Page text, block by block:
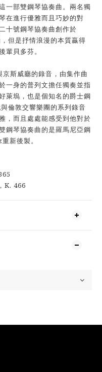
一部雙鋼琴協奏曲。兩名獨
在進行優雅而且巧妙的對
十號鋼琴協奏曲創作於
但是抒情浪漫的本質贏得
輩貝多芬。
斯威廳的錄音，由集作曲
一身的普列文擔任獨奏並指
萊塢，也是個知名的爵士鋼
倫敦交響樂團的系列錄音
，而且處處能感受到他對於
鋼琴協奏曲的是羅馬尼亞鋼
新後製。
K. 466